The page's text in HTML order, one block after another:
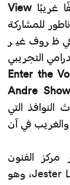
Viewفي مقابلة حوارية. يأخذ هذا الحوار منعطفًا غريبًا
للمشاركة
ظروف غير
التجريبي
Enter the
Andre Show
أحدث النوافذ التي
الفنون
بعنوان Jester Lux، وهو